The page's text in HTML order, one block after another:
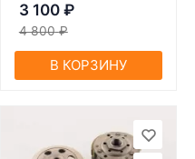
3 100 ₽
4 800 ₽
В КОРЗИНУ